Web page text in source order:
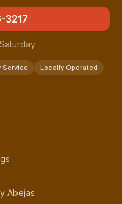
3217
Service Locally Operated
Abejas